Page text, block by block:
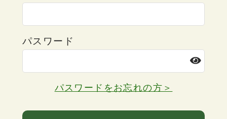
パスワード
パスワードをお忘れの方＞